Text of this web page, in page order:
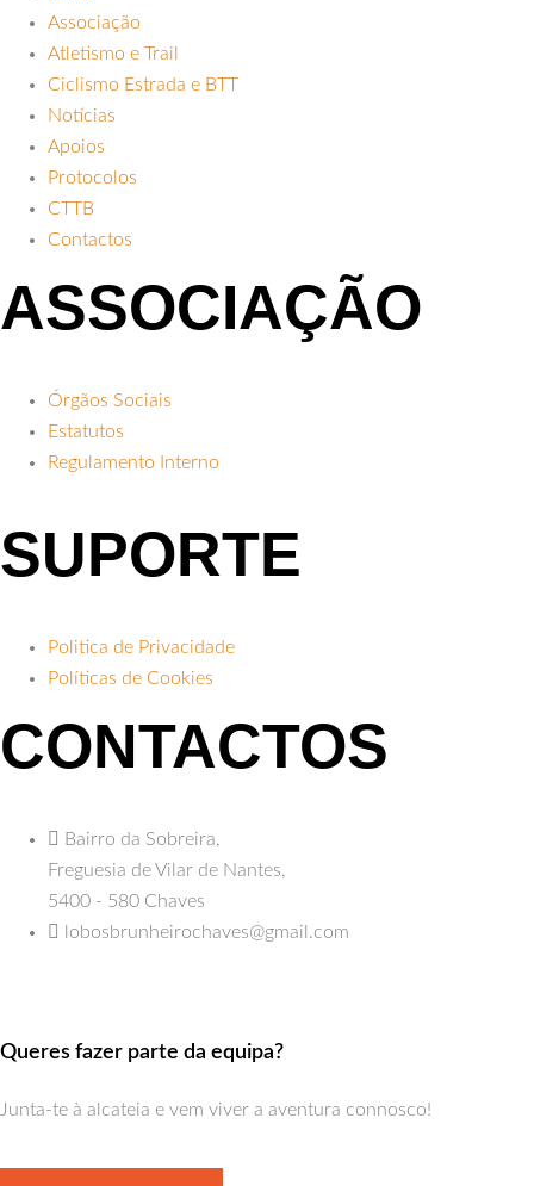
Associação
Atletismo e Trail
Ciclismo Estrada e BTT
Notícias
Apoios
Protocolos
CTTB
Contactos
ASSOCIAÇÃO
Órgãos Sociais
Estatutos
Regulamento Interno
SUPORTE
Politica de Privacidade
Políticas de Cookies
CONTACTOS
Bairro da Sobreira,
Freguesia de Vilar de Nantes,
5400 - 580 Chaves
lobosbrunheirochaves@gmail.com
Queres fazer parte da equipa?
Junta-te à alcateia e vem viver a aventura connosco!